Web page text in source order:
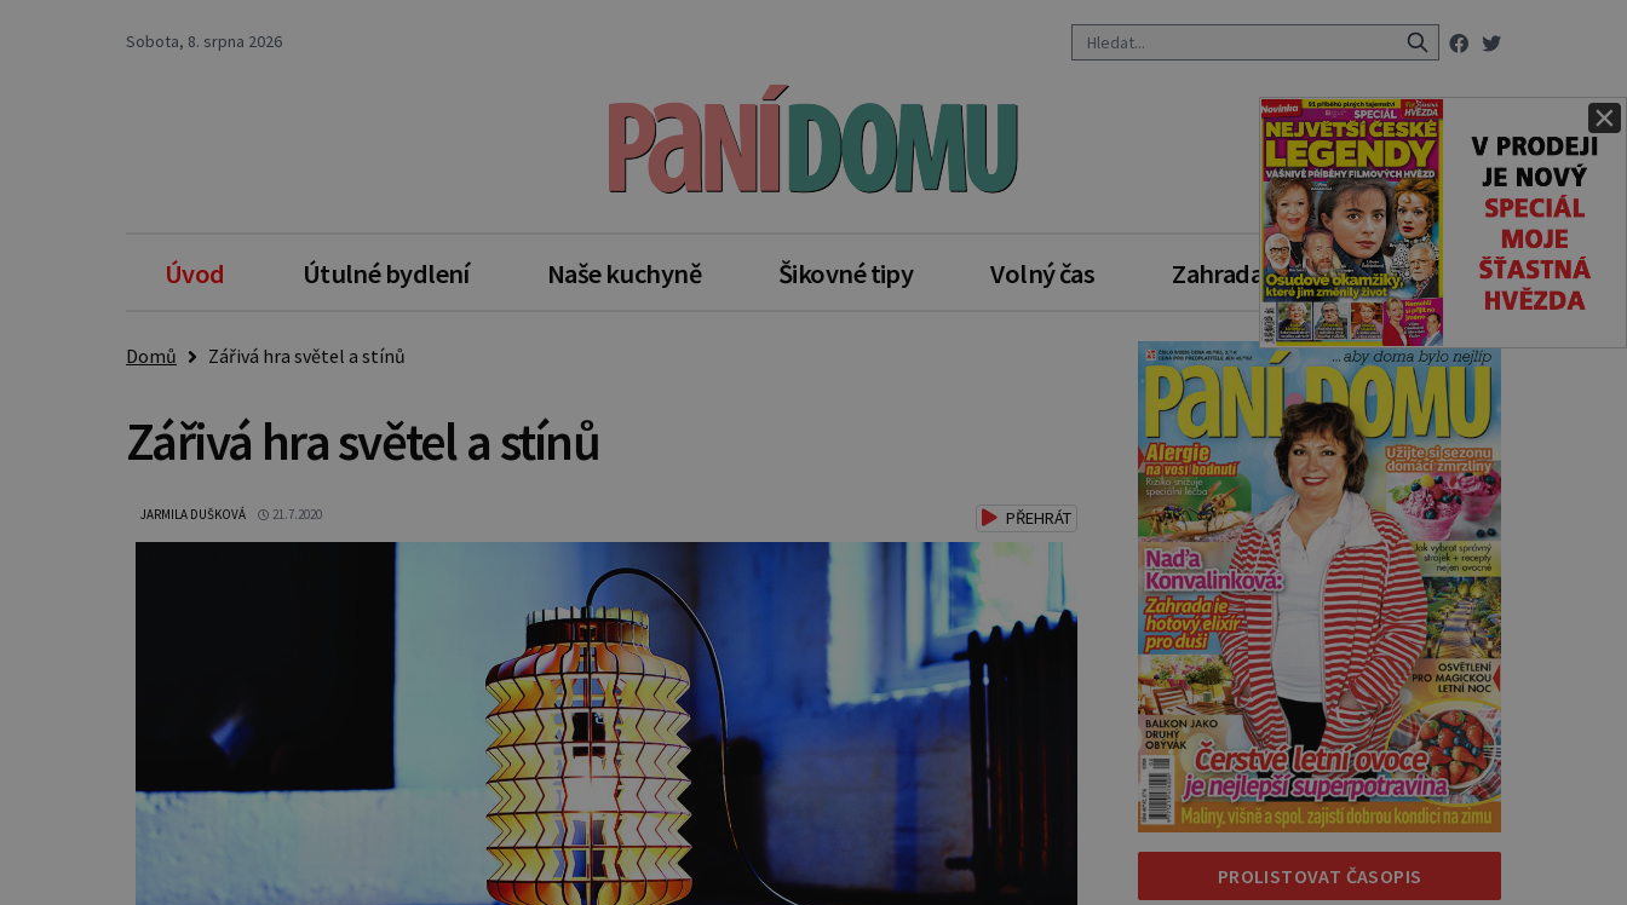
×
Sobota, 8. srpna 2026
Úvod Útulné bydlení Naše kuchyně Šikovné tipy Volný čas Zahrada Zdravý styl
Domů Zářivá hra světel a stínů
Zářivá hra světel a stínů
JARMILA DUŠKOVÁ 21.7.2020 PŘEHRÁT
PROLISTOVAT ČASOPIS